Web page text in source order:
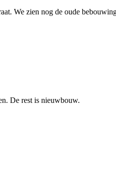
We zien nog de oude
De rest is nieuwbouw.